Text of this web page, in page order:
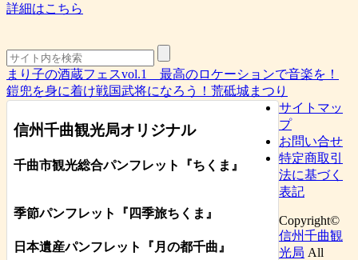
詳細はこちら
まり子の酒蔵フェスvol.1 最高のロケーションで音楽を！
鎧兜を身に着け戦国武将になろう！荒砥城まつり
信州千曲観光局オリジナル
千曲市観光総合パンフレット 『ちくま 』
季節パンフレット『四季旅ちくま』
日本遺産パンフレット 『月の都千曲』
サイトマッ
プ
お問い合せ
特定商取引
法に基づく
表記
Copyright©
信州千曲観
光局 All